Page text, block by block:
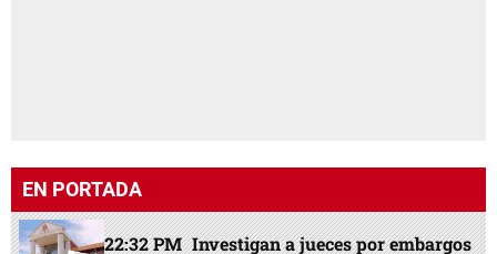
EN PORTADA
22:32 PM Investigan a jueces por embargos